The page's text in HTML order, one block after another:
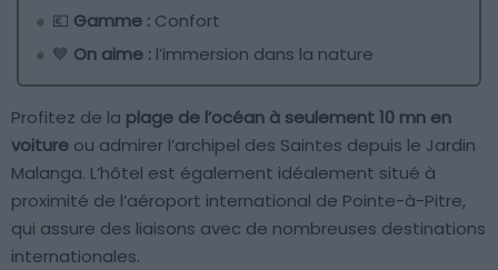
💶 Gamme : Confort
💙 On aime : l’immersion dans la nature
Profitez de la plage de l’océan à seulement 10 mn en
voiture ou admirer l’archipel des Saintes depuis le Jardin
Malanga. L’hôtel est également idéalement situé à
proximité de l’aéroport international de Pointe-à-Pitre,
qui assure des liaisons avec de nombreuses destinations
internationales.